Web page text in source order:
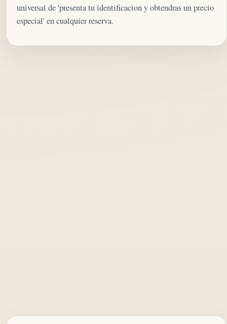
universal de 'presenta tu identificacion y obtendras un precio
especial' en cualquier reserva.